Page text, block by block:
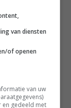
van diensten
of openen
van uw
gedeeld met